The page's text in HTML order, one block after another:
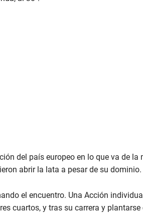
del país europeo en lo que va de la
abrir la lata a pesar de su dominio.
el encuentro. Una Acción
cuartos, y tras su carrera y plantarse